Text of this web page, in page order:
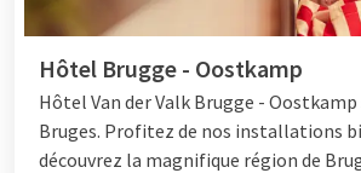
Hôtel Brugge - Oostkamp
Hôtel Van der Valk Brugge -
Bruges. Profitez de nos installations
découvrez la magnifique région de